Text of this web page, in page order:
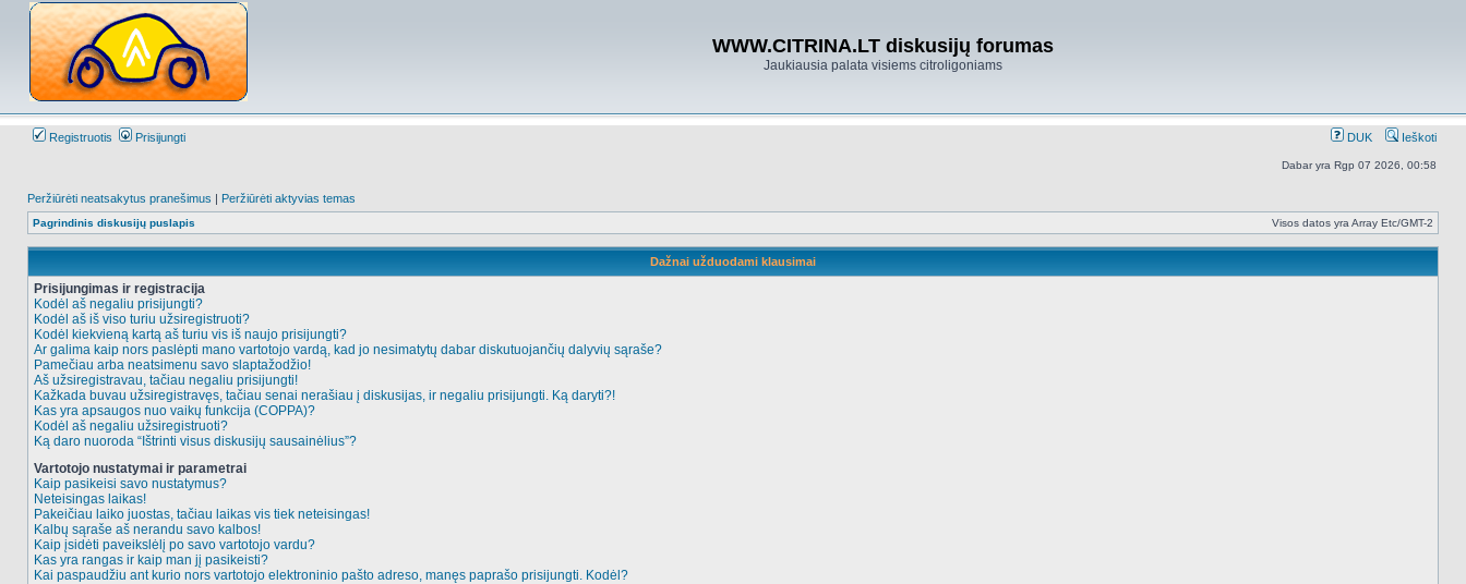
WWW.CITRINA.LT diskusijų forumas
Jaukiausia palata visiems citroligoniams
Registruotis Prisijungti DUK Ieškoti
Dabar yra Rgp 07 2026, 00:58
Peržiūrėti neatsakytus pranešimus | Peržiūrėti aktyvias temas
Pagrindinis diskusijų puslapis Visos datos yra Array Etc/GMT-2
Dažnai užduodami klausimai
Prisijungimas ir registracija
Kodėl aš negaliu prisijungti?
Kodėl aš iš viso turiu užsiregistruoti?
Kodėl kiekvieną kartą aš turiu vis iš naujo prisijungti?
Ar galima kaip nors paslėpti mano vartotojo vardą, kad jo nesimatytų dabar diskutuojančių dalyvių sąraše?
Pamečiau arba neatsimenu savo slaptažodžio!
Aš užsiregistravau, tačiau negaliu prisijungti!
Kažkada buvau užsiregistravęs, tačiau senai nerašiau į diskusijas, ir negaliu prisijungti. Ką daryti?!
Kas yra apsaugos nuo vaikų funkcija (COPPA)?
Kodėl aš negaliu užsiregistruoti?
Ką daro nuoroda “Ištrinti visus diskusijų sausainėlius”?
Vartotojo nustatymai ir parametrai
Kaip pasikeisi savo nustatymus?
Neteisingas laikas!
Pakeičiau laiko juostas, tačiau laikas vis tiek neteisingas!
Kalbų sąraše aš nerandu savo kalbos!
Kaip įsidėti paveikslėlį po savo vartotojo vardu?
Kas yra rangas ir kaip man jį pasikeisti?
Kai paspaudžiu ant kurio nors vartotojo elektroninio pašto adreso, manęs paprašo prisijungti. Kodėl?